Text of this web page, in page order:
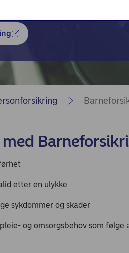
år.
etter en ulykke
sykdommer og skader
og omsorgsbehov som følge